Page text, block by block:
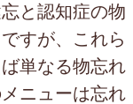
と認知症の物
すが、これら
単なる物忘れ
ニューは忘れ